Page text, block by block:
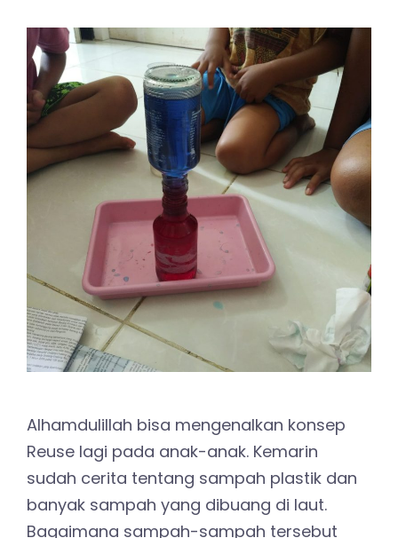
Alhamdulillah bisa mengenalkan konsep
Reuse lagi pada anak-anak. Kemarin
sudah cerita tentang sampah plastik dan
banyak sampah yang dibuang di laut.
Bagaimana sampah-sampah tersebut